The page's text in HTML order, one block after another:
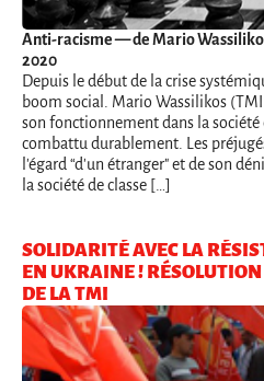
Anti-racisme— de Mario
2020
Depuis le début de la crise
boom social. Mario Wassilikos
son fonctionnement dans la
combattu durablement. Les
l'égard “d'un étranger" et de son
la société de classe […]
SOLIDARITÉ AVEC LA
EN UKRAINE !
DE LA TMI